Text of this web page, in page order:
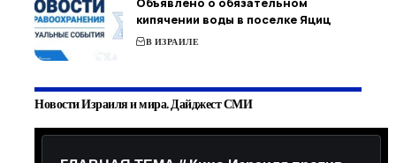
кипячении воды в поселке Яциц
В ИЗРАИЛЕ
Новости Израиля и мира. Дайджест СМИ